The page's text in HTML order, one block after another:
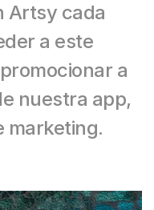
Artsy cada
a este
a
nuestra app,
marketing.